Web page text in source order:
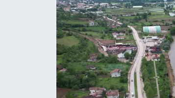
Mektup Galeri
Röportaj
Manşet
Köşe Yazıları